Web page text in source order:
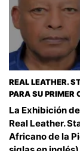
REAL LEATHER.
PARA SU PRIMER
La Exhibición
Real Leather.
Africano de la